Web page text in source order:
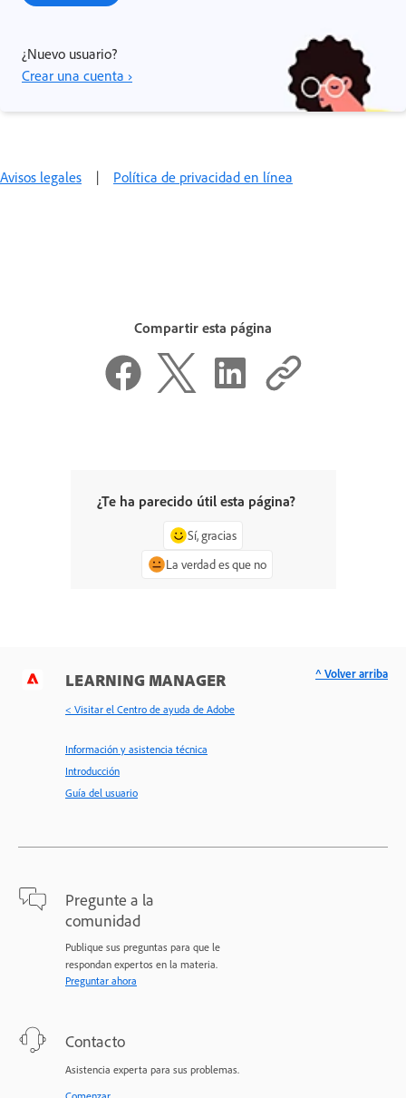
¿Nuevo usuario?
Crear una cuenta ›
Avisos legales | Política de privacidad en línea
Compartir esta página
¿Te ha parecido útil esta página?
Sí, gracias
La verdad es que no
LEARNING MANAGER
< Visitar el Centro de ayuda de Adobe
Información y asistencia técnica
Introducción
Guía del usuario
Pregunte a la
comunidad
Publique sus preguntas para que le
respondan expertos en la materia.
Preguntar ahora
Contacto
Asistencia experta para sus problemas.
^ Volver arriba